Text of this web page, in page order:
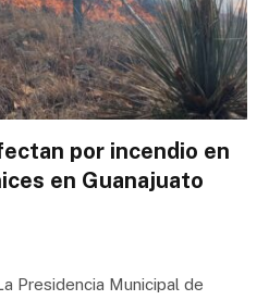
por incendio en
en Guanajuato
Presidencia Municipal de